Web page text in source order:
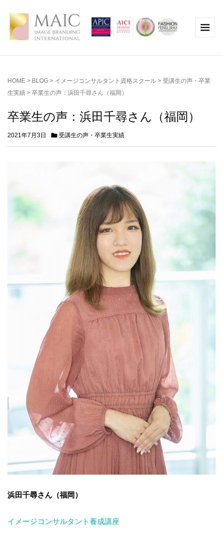
HOME > BLOG > イメージコンサルタント資格スクール > 受講生の声・卒業
生実績 > 卒業生の声：浜田千尋さん（福岡）
卒業生の声：浜田千尋さん（福岡）
2021年7月3日 受講生の声・卒業生実績
浜田千尋さん（福岡）
イメージコンサルタント養成講座